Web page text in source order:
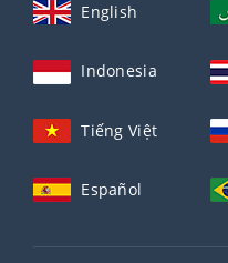
English
Indonesia
Tiếng Việt
Español